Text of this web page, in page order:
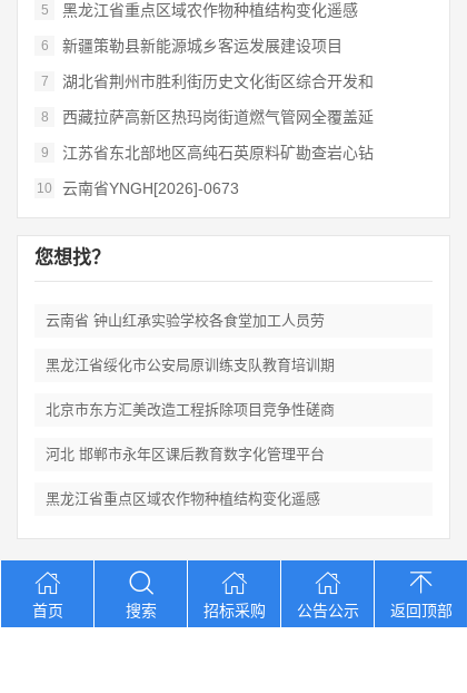
5 黑龙江省重点区域农作物种植结构变化遥感
6 新疆策勒县新能源城乡客运发展建设项目
7 湖北省荆州市胜利街历史文化街区综合开发和
8 西藏拉萨高新区热玛岗街道燃气管网全覆盖延
9 江苏省东北部地区高纯石英原料矿勘查岩心钻
10 云南省YNGH[2026]-0673
您想找？
云南省 钟山红承实验学校各食堂加工人员劳
黑龙江省绥化市公安局原训练支队教育培训期
北京市东方汇美改造工程拆除项目竞争性磋商
河北 邯郸市永年区课后教育数字化管理平台
黑龙江省重点区域农作物种植结构变化遥感
Copyright © 2012-2026 中招招标网 版权所有 网站备案号：京
ICP备2023026371号-2
首页 搜索 招标采购 公告公示 返回顶部